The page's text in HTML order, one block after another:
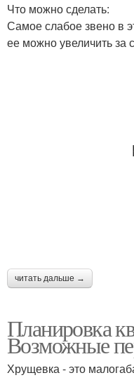
Что можно сделать:
Самое слабое звено в
ее можно увеличить за
читать дальше →
Планировка
Возможные
Хрущевка - это